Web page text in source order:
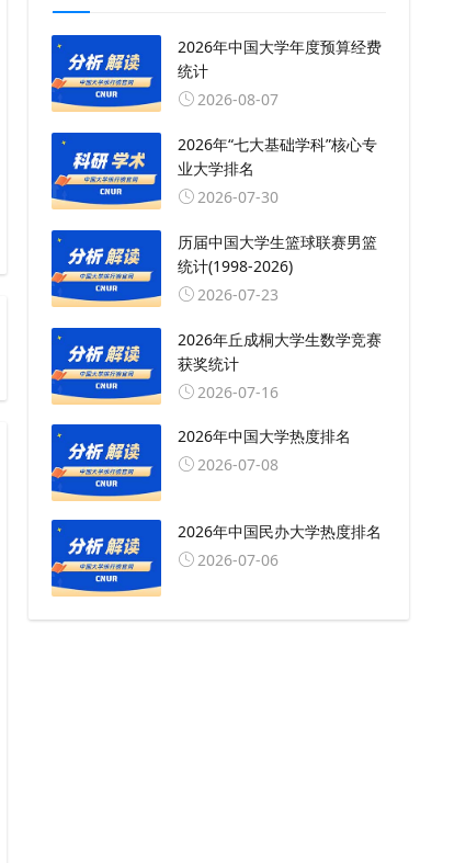
2026年中国大学年度预算经费
统计
2026-08-07
2026年“七大基础学科”核心专
业大学排名
2026-07-30
历届中国大学生篮球联赛男篮
统计(1998-2026)
2026-07-23
2026年丘成桐大学生数学竞赛
获奖统计
2026-07-16
2026年中国大学热度排名
2026-07-08
2026年中国民办大学热度排名
2026-07-06